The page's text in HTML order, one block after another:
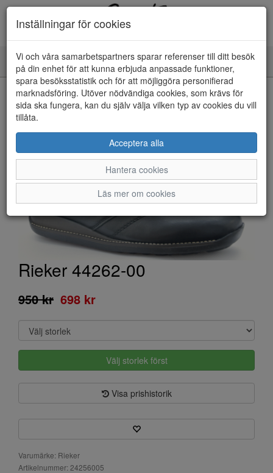
Toggle
navigation
HEM
Rieker 44262-00
950 kr 698 kr
Välj storlek först
Visa prishistorik
Varumärke: Rieker
Artikelnummer: 24256005
Inställningar för cookies
Vi och våra samarbetspartners sparar referenser till ditt besök
på din enhet för att kunna erbjuda anpassade funktioner,
spara besöksstatistik och för att möjliggöra personifierad
marknadsföring. Utöver nödvändiga cookies, som krävs för
sida ska fungera, kan du själv välja vilken typ av cookies du vill
tillåta.
Acceptera alla
Hantera cookies
Läs mer om cookies